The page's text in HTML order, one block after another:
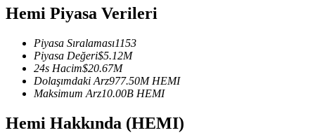
USDC Vadeli İşlemleri
USDC'yi teminat olarak kullanan vadeli işlemler
Hemi Piyasa Verileri
Piyasa Sıralaması1153
Piyasa Değeri$5.12M
24s Hacim$20.67M
Dolaşımdaki Arz977.50M HEMI
Maksimum Arz10.00B HEMI
Hemi Hakkında (HEMI)